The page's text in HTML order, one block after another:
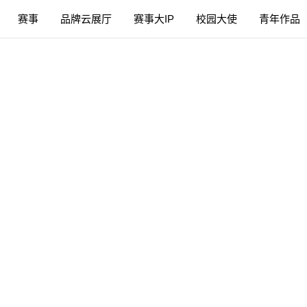
赛事 品牌云展厅 赛事大IP 校园大使 青年作品